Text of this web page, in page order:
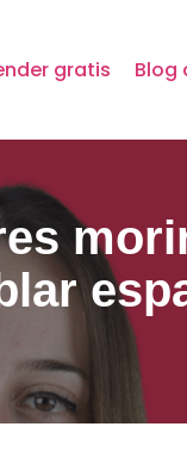
gratis Blog